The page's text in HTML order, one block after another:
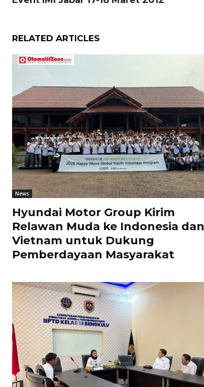
RELATED ARTICLES
News
Hyundai Motor Group Kirim
Relawan Muda ke Indonesia dan
Vietnam untuk Dukung
Pemberdayaan Masyarakat